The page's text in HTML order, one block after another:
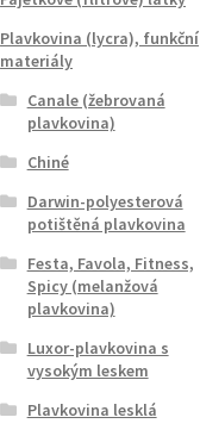
Plavkovina (lycra), funkční
materiály
Canale (žebrovaná
plavkovina)
Chiné
Darwin-polyesterová
potištěná plavkovina
Festa, Favola, Fitness,
Spicy (melanžová
plavkovina)
Luxor-plavkovina s
vysokým leskem
Plavkovina lesklá